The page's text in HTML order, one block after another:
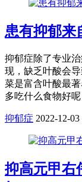
患有抑郁来
抑郁症除了专业
现，缺乏叶酸会
菜是富含叶酸最
多吃什么食物好
抑郁症 2022-12-03
抑高元甲右